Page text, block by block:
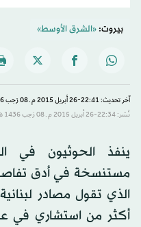
بيروت:«الشرق الأوسط»
آخر تحديث: 22:41-26 أبريل 2015 م ـ 08 رَجب 1436 هـ
نُشر: 22:34-26 أبريل 2015 م ـ 08 رَجب 1436 هـ
ينفذ الحوثيون في
مستنسخة في أدق
الذي تقول مصادر
أكثر من استشاري في